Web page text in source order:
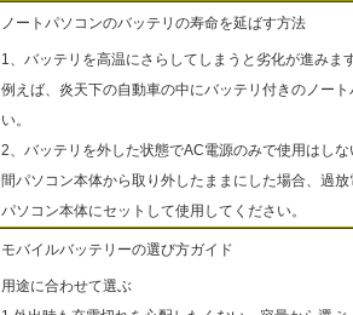
ノートパソコンのバッテリの寿命を延ばす方法
1、バッテリを高温にさらしてしまうと劣化が進みます
例えば、炎天下の自動車の中にバッテリ付きのノー
い。
2、バッテリを外した状態でAC電源のみで使用はし
間パソコン本体から取り外したままにした場合、過
パソコン本体にセットして使用してください。
モバイルバッテリーの選び方ガイド
用途に合わせて選ぶ